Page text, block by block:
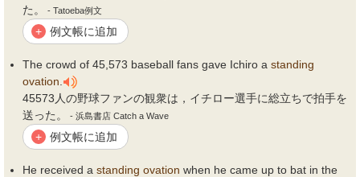
た。
- Tatoeba例文
+ 例文帳に追加
The crowd of 45,573 baseball fans gave Ichiro a standing
ovation
45573人の野球ファンの観衆は，イチロー選手に総立ちで拍手を
送った。
- 浜島書店 Catch a Wave
+ 例文帳に追加
He received a standing ovation when he came up to bat in the